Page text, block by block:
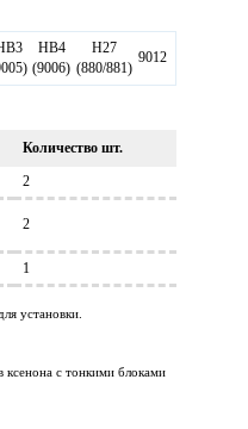
НВ4
(9006)
Н27
(880/881)
9012
Количество шт.
2
2
1
установки.
ксенона с тонкими блоками